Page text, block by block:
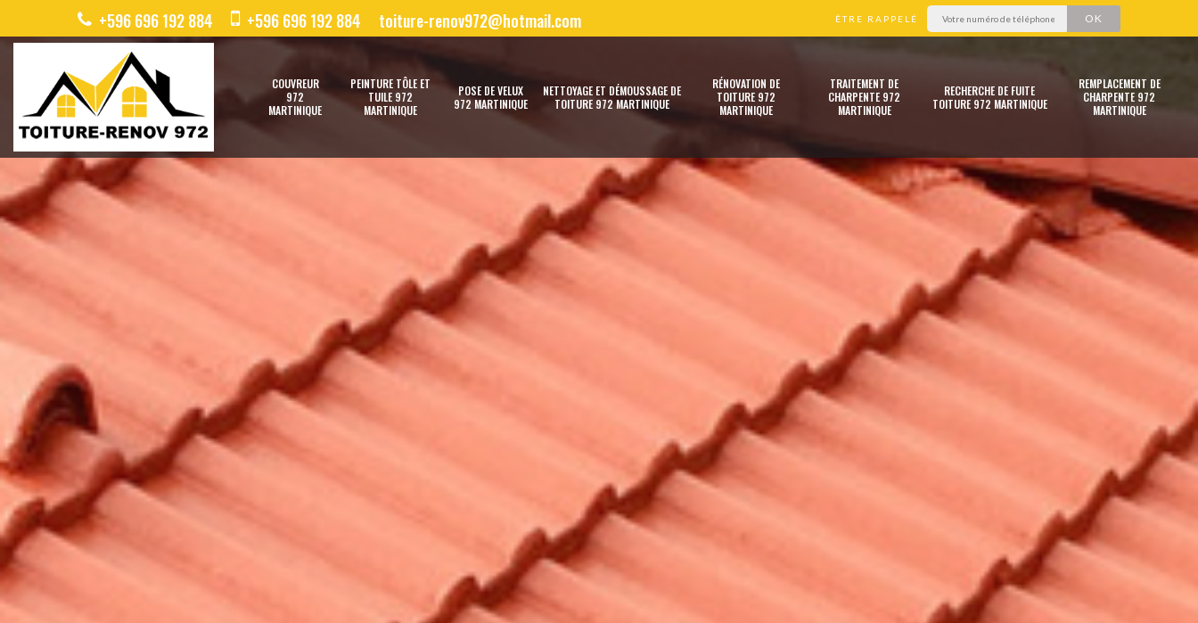
+596 696 192 884 +596 696 192 884 toiture-renov972@hotmail.com ÊTRE RAPPELÉ
COUVREUR
972
MARTINIQUE
PEINTURE TÔLE ET
TUILE 972
MARTINIQUE
POSE DE VELUX
972 MARTINIQUE
NETTOYAGE ET DÉMOUSSAGE DE
TOITURE 972 MARTINIQUE
RÉNOVATION DE
TOITURE 972
MARTINIQUE
TRAITEMENT DE
CHARPENTE 972
MARTINIQUE
RECHERCHE DE FUITE
TOITURE 972 MARTINIQUE
REMPLACEMENT DE
CHARPENTE 972
MARTINIQUE